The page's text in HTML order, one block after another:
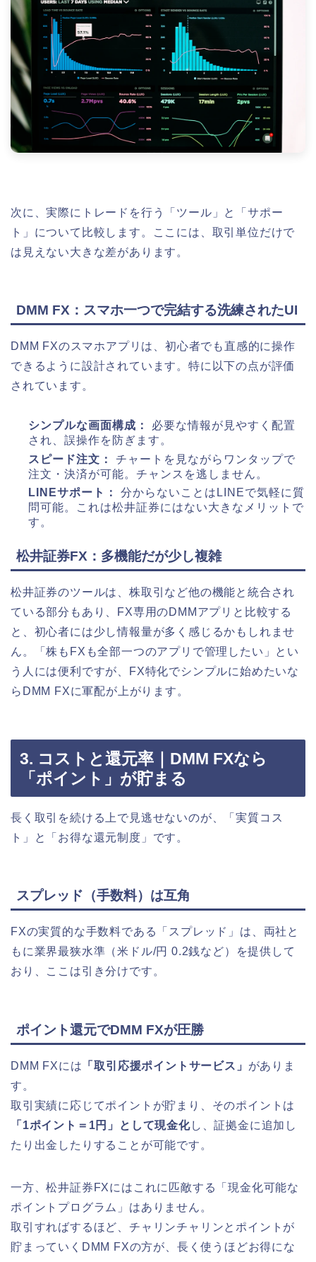
次に、実際にトレードを行う「ツール」と「サポー
ト」について比較します。ここには、取引単位だけで
は見えない大きな差があります。
DMM FX：スマホ一つで完結する洗練されたUI
DMM FXのスマホアプリは、初心者でも直感的に操作
できるように設計されています。特に以下の点が評価
されています。
シンプルな画面構成：
必要な情報が見やすく配置
され、誤操作を防ぎます。
スピード注文：
チャートを見ながらワンタップで
注文・決済が可能。チャンスを逃しません。
LINEサポート：
分からないことはLINEで気軽に質
問可能。これは松井証券にはない大きなメリットで
す。
松井証券FX：多機能だが少し複雑
松井証券のツールは、株取引など他の機能と統合され
ている部分もあり、FX専用のDMMアプリと比較する
と、初心者には少し情報量が多く感じるかもしれませ
ん。「株もFXも全部一つのアプリで管理したい」とい
う人には便利ですが、FX特化でシンプルに始めたいな
らDMM FXに軍配が上がります。
3. コストと還元率｜DMM FXなら
「ポイント」が貯まる
長く取引を続ける上で見逃せないのが、「実質コス
ト」と「お得な還元制度」です。
スプレッド（手数料）は互角
FXの実質的な手数料である「スプレッド」は、両社と
もに業界最狭水準（米ドル/円 0.2銭など）を提供して
おり、ここは引き分けです。
ポイント還元でDMM FXが圧勝
DMM FXには 「取引応援ポイントサービス」 がありま
す。
取引実績に応じてポイントが貯まり、そのポイントは
「1ポイント＝1円」として現金化し、証拠金に追加し
たり出金したりすることが可能です。
一方、松井証券FXにはこれに匹敵する「現金化可能な
ポイントプログラム」はありません。
取引すればするほど、チャリンチャリンとポイントが
貯まっていくDMM FXの方が、長く使うほどお得にな